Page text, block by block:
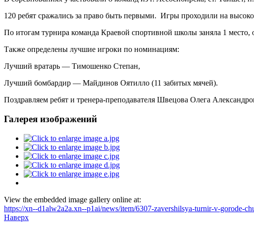
120 ребят сражались за право быть первыми. Игры проходили на
По итогам турнира команда Краевой спортивной школы заняла 1
Также определены лучшие игроки по номинациям:
Лучший вратарь — Тимошенко Степан,
Лучший бомбардир — Майдинов Оятилло (11 забитых мячей).
Поздравляем ребят и тренера-преподавателя Швецова Олега
Галерея изображений
View the embedded image gallery online at:
https://xn--d1alw2a2a.xn--p1ai/news/item/6307-zavershilsya-turnir-v-gorode-
Наверх